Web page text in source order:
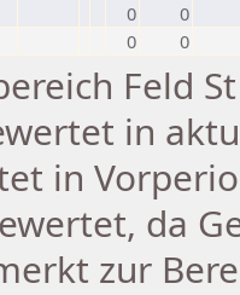
0
0
0 0
Feld
in
in
da
zur